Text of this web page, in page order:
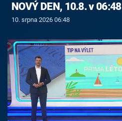
NOVÝ DEN, 10.8. v 06:48
10. srpna 2026 06:48